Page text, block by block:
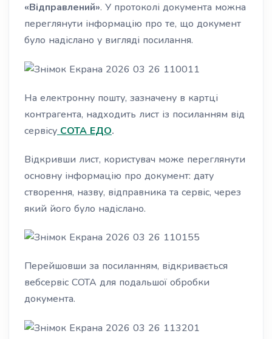
«Відправлений». У протоколі документа можна
переглянути інформацію про те, що документ
було надіслано у вигляді посилання.
На електронну пошту, зазначену в картці
контрагента, надходить лист із посиланням від
сервісу СОТА ЕДО.
Відкривши лист, користувач може переглянути
основну інформацію про документ: дату
створення, назву, відправника та сервіс, через
який його було надіслано.
Перейшовши за посиланням, відкривається
вебсервіс СОТА для подальшої обробки
документа.